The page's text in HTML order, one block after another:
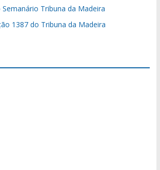
Semanário Tribuna da Madeira
1387 do Tribuna da Madeira